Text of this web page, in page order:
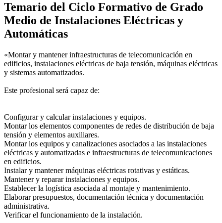
Temario del Ciclo Formativo de Grado
Medio de Instalaciones Eléctricas y
Automáticas
«Montar y mantener infraestructuras de telecomunicación en
edificios, instalaciones eléctricas de baja tensión, máquinas eléctricas
y sistemas automatizados.
Este profesional será capaz de:
Configurar y calcular instalaciones y equipos.
Montar los elementos componentes de redes de distribución de baja
tensión y elementos auxiliares.
Montar los equipos y canalizaciones asociados a las instalaciones
eléctricas y automatizadas e infraestructuras de telecomunicaciones
en edificios.
Instalar y mantener máquinas eléctricas rotativas y estáticas.
Mantener y reparar instalaciones y equipos.
Establecer la logística asociada al montaje y mantenimiento.
Elaborar presupuestos, documentación técnica y documentación
administrativa.
Verificar el funcionamiento de la instalación.